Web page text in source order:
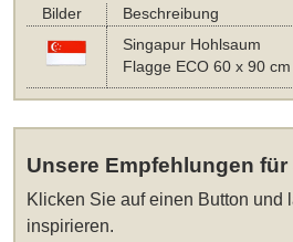
Bilder Beschreibung
Singapur Hohlsaum
Flagge ECO 60 x 90 cm
Unsere Empfehlungen für
Klicken Sie auf einen Button und
inspirieren.